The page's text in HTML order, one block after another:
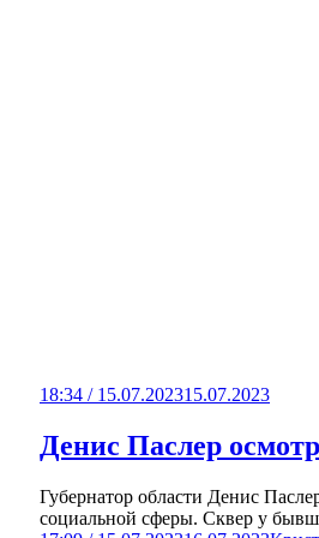
18:34 / 15.07.202315.07.2023
Денис Паслер
Губернатор области Денис
социальной сферы. Сквер у